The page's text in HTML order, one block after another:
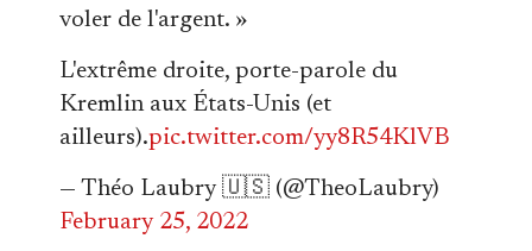
voler de l'argent. »
L'extrême droite, porte-parole du
Kremlin aux États-Unis (et
ailleurs).pic.twitter.com/yy8R54KlVB
— Théo Laubry 🇺🇸 (@TheoLaubry)
February 25, 2022